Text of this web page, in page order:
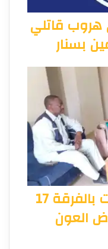
قاتلي
بسنار
رئيس شعبة الاستخبارات بالفرقة 17
العون